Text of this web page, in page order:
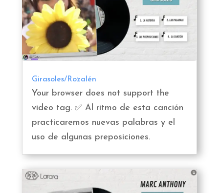
Girasoles/Rozalén
Your browser does not support the
video tag. ✅ Al ritmo de esta canción
practicaremos nuevas palabras y el
uso de algunas preposiciones.